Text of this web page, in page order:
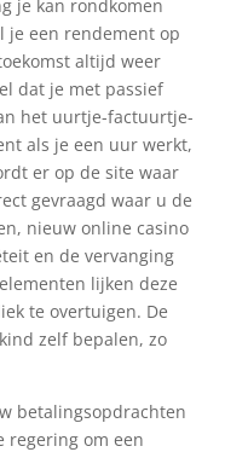
je kan rondkomen
je een rendement op
altijd weer
dat je met passief
het uurtje-factuurtje-
als je een uur werkt,
er op de site waar
gevraagd waar u de
nieuw online casino
en de vervanging
lijken deze
te overtuigen. De
zelf bepalen, zo
betalingsopdrachten
regering om een